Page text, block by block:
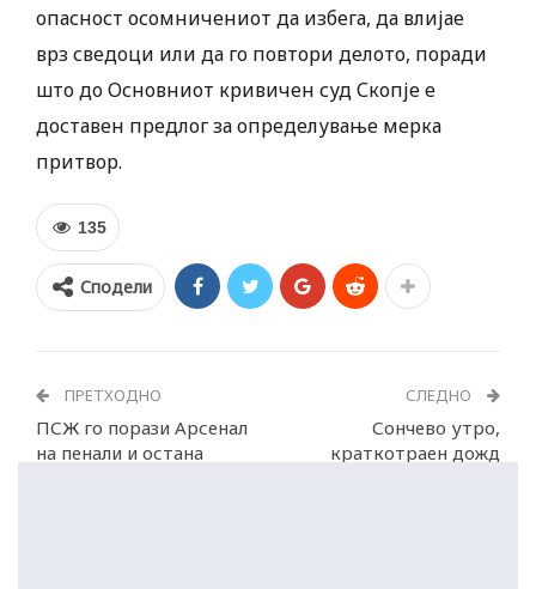
опасност осомничениот да избега, да влијае
врз сведоци или да го повтори делото, поради
што до Основниот кривичен суд Скопје е
доставен предлог за определување мерка
притвор.
135
Сподели
ПРЕТХОДНО
ПСЖ го порази Арсенал
на пенали и остана
СЛЕДНО
Сончево утро,
краткотраен дожд